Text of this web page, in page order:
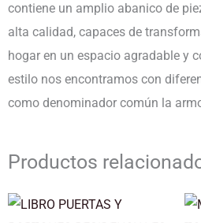
contiene un amplio abanico de
alta calidad, capaces de
hogar en un espacio agradable y
estilo nos encontramos con
como denominador común la
Productos